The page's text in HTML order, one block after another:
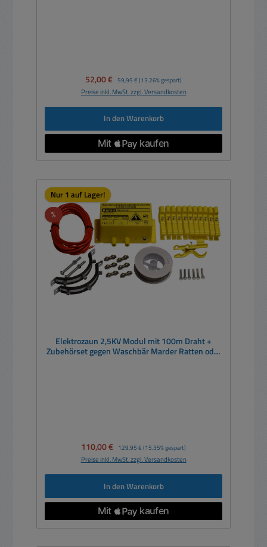
Verkaufspreis:
52,00 € Regulärer Preis:
59,95 € (13.26% gespart)
Preise inkl. MwSt. zzgl. Versandkosten
In den Warenkorb
Nur 1 auf Lager!
%Rabatt
Elektrozaun 2,5KV Modul mit 100m Draht +
Zubehörset gegen Waschbär Marder Ratten oder
Verkaufspreis:
110,00 € Regulärer Preis:
129,95 € (15.35% gespart)
Preise inkl. MwSt. zzgl. Versandkosten
In den Warenkorb